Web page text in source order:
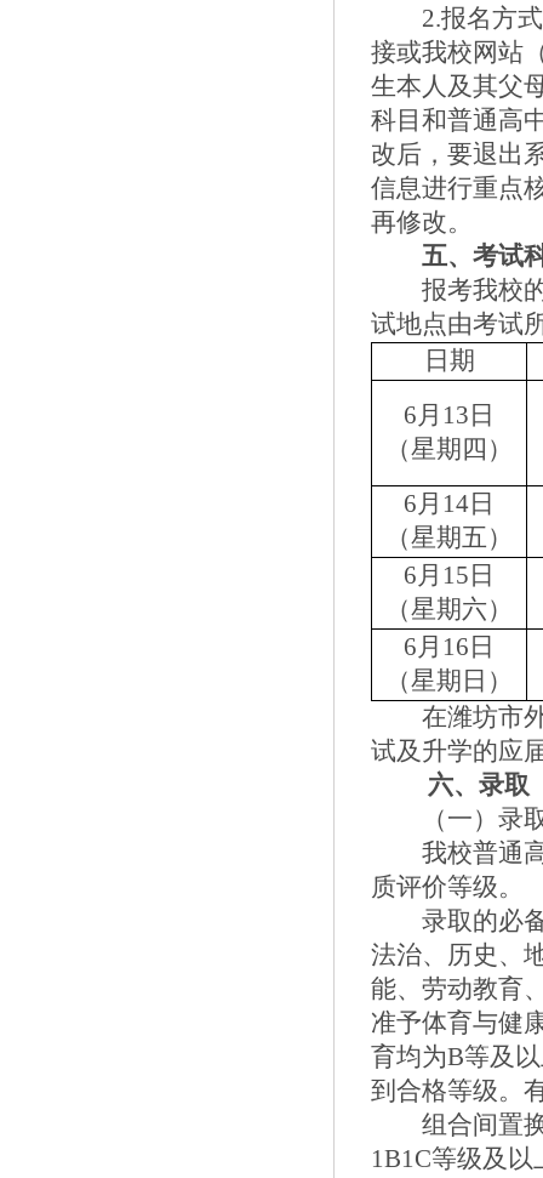
2.报名方
接或我校网站
生本人及其父
科目和普通高
改后，要退出
信息进行重点
再修改。
五、考试
报考我校
试地点由考试
日期
6月 13 日
（星期四）
6月 14日
（星期五）
6月 15 日
（星期六）
6月 16 日
（星期日）
在潍坊市
试及升学的应
六、录取
（一）录
我校普通
质评价等级。
录取的必
法治、历史、
能、劳动教育
准予体育与健
育均为B等及
到合格等级。
组合间置
1B1C等级及以